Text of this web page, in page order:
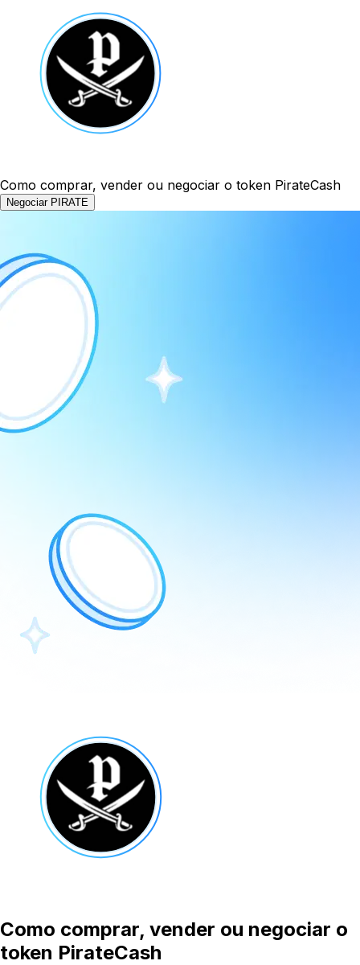
Como comprar, vender ou negociar o token PirateCash
Negociar PIRATE
Como comprar, vender ou negociar o
token PirateCash